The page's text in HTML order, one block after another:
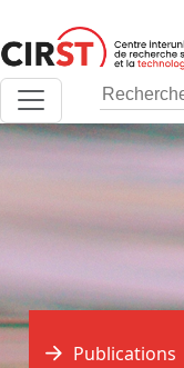
au
contenu
Publications